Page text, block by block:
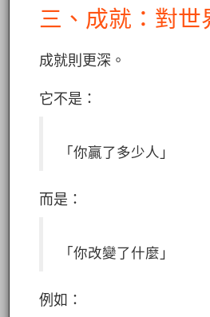
三、成就：對世
成就則更深。
它不是：
「你贏了多少人」
而是：
「你改變了什麼」
例如：